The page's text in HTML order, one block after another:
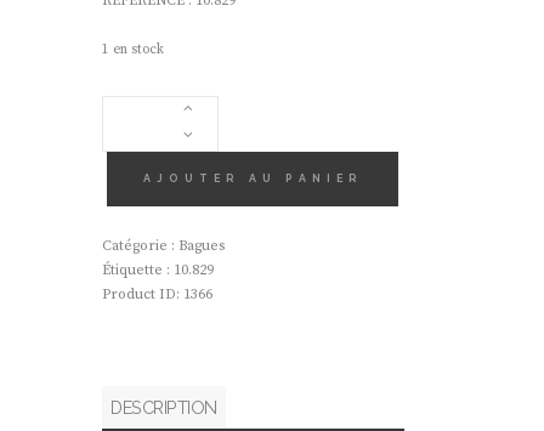
1 en stock
QUANTITÉ
BAGUE
EMERAUDE,
PAVAGE
AJOUTER AU PANIER
Catégorie : Bagues
Étiquette : 10.829
Product ID: 1366
DESCRIPTION